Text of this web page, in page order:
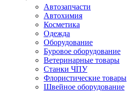
Автозапчасти
Автохимия
Косметика
Одежда
Оборудование
Буровое оборудование
Ветеринарные товары
Станки ЧПУ
Флористические товары
Швейное оборудование